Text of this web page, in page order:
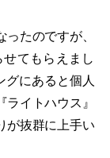
たのですが、
てもらえまし
グにあると個人
イトハウス』
が抜群に上手い